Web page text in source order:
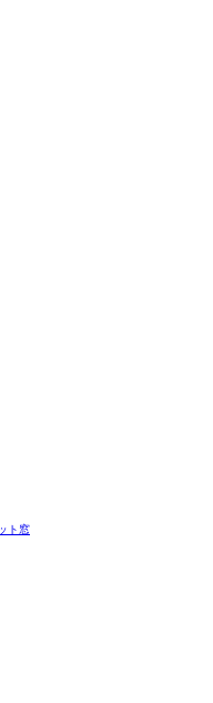
ト窓